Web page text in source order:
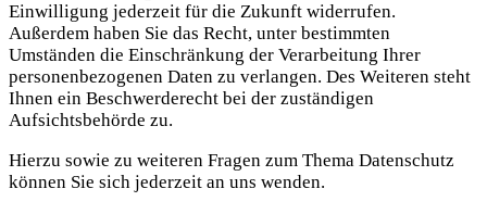
Einwilligung jederzeit für die Zukunft widerrufen.
Außerdem haben Sie das Recht, unter bestimmten
Umständen die Einschränkung der Verarbeitung Ihrer
personenbezogenen Daten zu verlangen. Des Weiteren steht
Ihnen ein Beschwerderecht bei der zuständigen
Aufsichtsbehörde zu.
Hierzu sowie zu weiteren Fragen zum Thema Datenschutz
können Sie sich jederzeit an uns wenden.